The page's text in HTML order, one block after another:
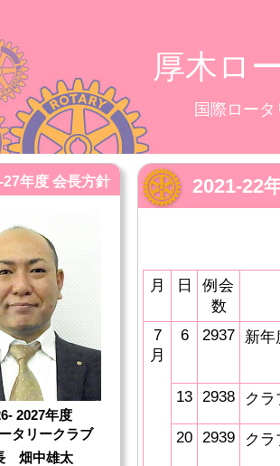
厚木ロ
国際ロー
2021-22
月 日
例会
数
7
月
6 2937 新年
13 2938 クラ
20 2939 ク
27年度 会長方針
2027年度
タリークラブ
畑中雄太